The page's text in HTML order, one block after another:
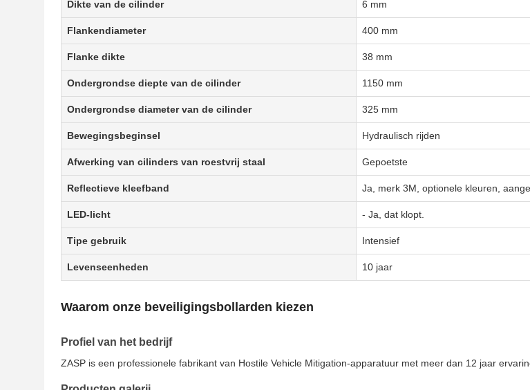
Dikte van de cilinder 6 mm
Flankendiameter 400 mm
Flanke dikte 38 mm
Ondergrondse diepte van de cilinder 1150 mm
Ondergrondse diameter van de cilinder 325 mm
Bewegingsbeginsel Hydraulisch rijden
Afwerking van cilinders van roestvrij staal Gepoetste
Reflectieve kleefband Ja, merk 3M, optionele kleuren,
LED-licht - Ja, dat klopt.
Tipe gebruik Intensief
Levenseenheden 10 jaar
Waarom onze beveiligingsbollarden kiezen